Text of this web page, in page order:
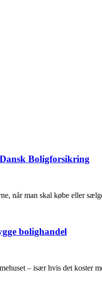
Boligforsikring
når man skal købe eller
bolighandel
– især hvis det koster